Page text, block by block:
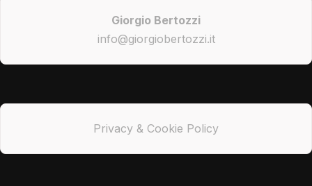
Giorgio Bertozzi
info@giorgiobertozzi.it
Privacy & Cookie Policy